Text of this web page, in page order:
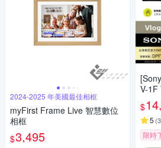
2024-2025 年美國最佳相框
myFirst Frame Live 智慧數位
相框
$3,495
V-1F
隨拍)
$
5 (3
限時